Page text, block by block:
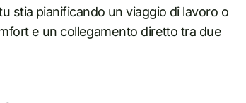
stia pianificando un viaggio di lavoro o
e un collegamento diretto tra due